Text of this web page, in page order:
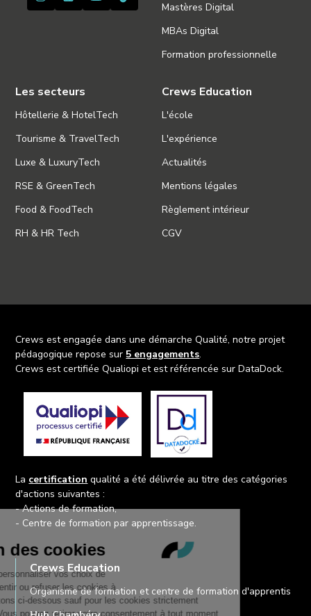
Mastères Digital
MBAs Digital
Formation professionnelle
Les secteurs
Hôtellerie & HotelTech
Tourisme & TravelTech
Luxe & LuxuryTech
RSE & GreenTech
Food & FoodTech
RH & HR Tech
Crews Education
L'école
L'expérience
Actualités
Mentions légales
Règlement intérieur
CGV
Crews est engagée dans une démarche Qualité, notre projet
pédagogique repose sur 5 engagements.
Crews est certifiée Qualiopi et est référencée sur DataDock.
La certification qualité a été délivrée au titre des catégories
d'actions suivantes :
- Actions de formation,
- Centre de formation par apprentissage.
Crews Education
Organisme de formation et centre de formation d'apprentis